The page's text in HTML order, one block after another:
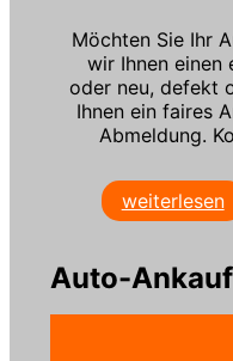
Möchten Sie Ihr
wir Ihnen einen
oder neu, defekt
Ihnen ein faires
Abmeldung.
weiterlesen
Auto-